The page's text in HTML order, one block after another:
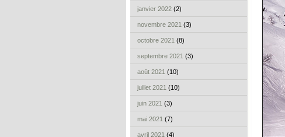
janvier 2022 (2)
novembre 2021 (3)
octobre 2021 (8)
septembre 2021 (3)
août 2021 (10)
juillet 2021 (10)
juin 2021 (3)
mai 2021 (7)
avril 2021 (4)